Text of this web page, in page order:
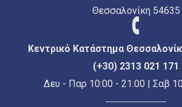
Θεσσαλονίκη 54635
Κεντρικό Κατάστημα
(+30) 2313 021 171
Δευ - Παρ 10:00 - 21:00 | Σαβ